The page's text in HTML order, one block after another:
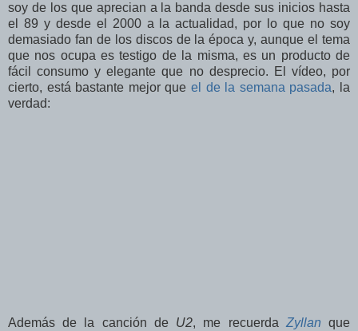
soy de los que aprecian a la banda desde sus inicios hasta
el 89 y desde el 2000 a la actualidad, por lo que no soy
demasiado fan de los discos de la época y, aunque el tema
que nos ocupa es testigo de la misma, es un producto de
fácil consumo y elegante que no desprecio. El vídeo, por
cierto, está bastante mejor que el de la semana pasada, la
verdad:
Además de la canción de U2, me recuerda Zyllan que